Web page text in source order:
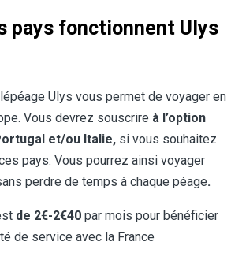
pays fonctionnent Ulys
Ulys vous permet de voyager en
Vous devrez souscrire à l’option
et/ou Italie, si vous souhaitez
pays. Vous pourrez ainsi voyager
perdre de temps à chaque péage.
de 2€-2€40 par mois pour bénéficier
de service avec la France